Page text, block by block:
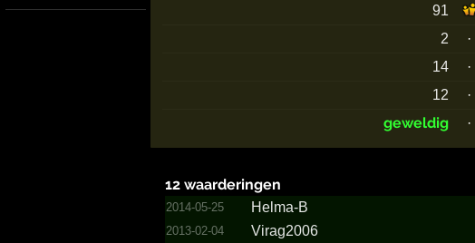
91
2
·
14
·
12
·
geweldig ·
12 waarderingen
2014-05-25 Helma-B
2013-02-04 Virag2006